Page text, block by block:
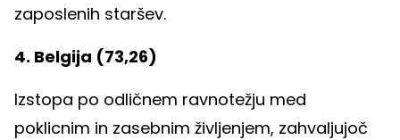
zaposlenih staršev.
4. Belgija (73,26)
Izstopa po odličnem ravnotežju med
poklicnim in zasebnim življenjem, zahvaljujoč